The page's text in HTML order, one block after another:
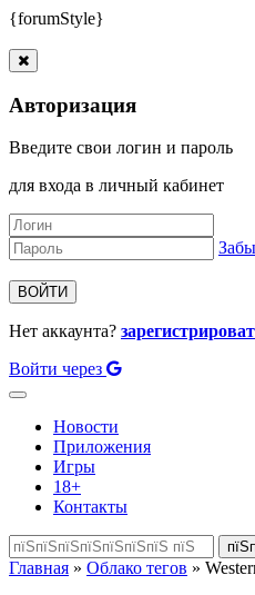
{forumStyle}
Авторизация
Введите свои логин и пароль
для входа в личный кабинет
ВОЙТИ
Нет аккаунта?
Войти через
Toggle
navigationНовости
Приложения
Игры
18+
Контакты
Главная » Облако тегов »